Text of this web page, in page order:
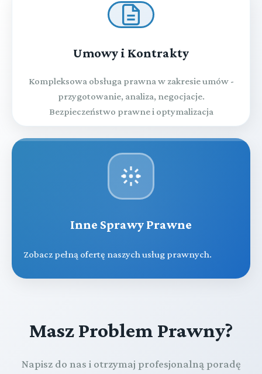
Umowy i Kontrakty
Kompleksowa obsługa prawna w zakresie umów -
przygotowanie, analiza, negocjacje.
Bezpieczeństwo prawne i optymalizacja
Inne Sprawy Prawne
Zobacz pełną ofertę naszych usług prawnych.
Masz Problem Prawny?
Napisz do nas i otrzymaj profesjonalną poradę